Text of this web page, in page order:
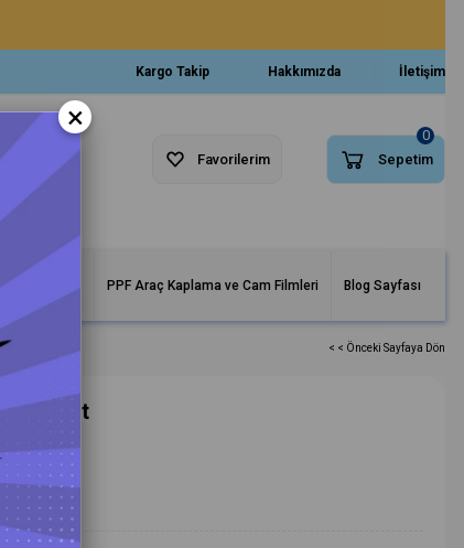
Kargo Takip Hakkımızda İletişim
Sepetim
0
Favorilerim
Makineler PPF Araç Kaplama ve Cam Filmleri Blog Sayfası
< < Önceki Sayfaya Dön
Cila 1 Lt
×